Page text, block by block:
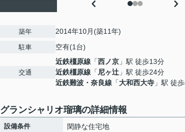
築年 2014年10月(築11年)
駐車 空有(1台)
交通
近鉄橿原線 「西ノ京 」駅 徒歩13分
近鉄橿原線 「 尼ヶ辻 」駅 徒歩24分
近鉄難波・奈良線 「大和西大寺 」駅 徒
グランシャリオ瑠璃の詳細情報
設備条件
閑静な住宅地